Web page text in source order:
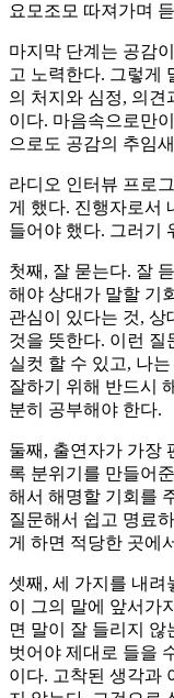
요모조모 따져가며
마지막 단계는 공감
고 노력한다. 그렇게
의 처지와 심정, 의견
이다. 마음속으로만
으로도 공감의 추임
라디오 인터뷰 프로
게 했다. 진행자로서
들어야 했다. 그러기
첫째, 잘 묻는다. 잘
해야 상대가 말할 기
관심이 있다는 것, 상
것을 뜻한다. 이런 질
실컷 할 수 있고, 나
잘하기 위해 반드시
분히 공부해야 한다.
둘째, 출연자가 가장
록 분위기를 만들어
해서 해명할 기회를
질문해서 쉽고 명료
게 하면 적당한 곳에
셋째, 세 가지를 내려
이 그의 말에 앞서가
면 말이 잘 들리지
벗어야 제대로 들을
이다. 고착된 생각과